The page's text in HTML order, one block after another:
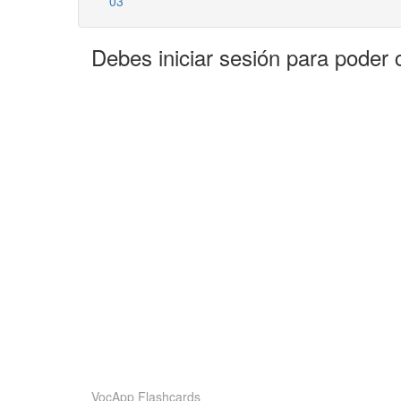
Debes iniciar sesión para poder
VocApp Flashcards